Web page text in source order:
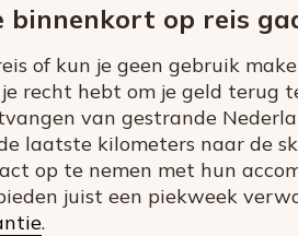
binnenkort op reis
of kun je geen gebruik
recht hebt om je geld terug
van gestrande
laatste kilometers naar de
op te nemen met hun
juist een piekweek
.